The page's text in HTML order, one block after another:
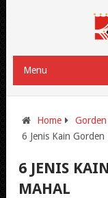
Menu
Home
6 Jenis Kain Gorden
6 JENIS
MAHAL